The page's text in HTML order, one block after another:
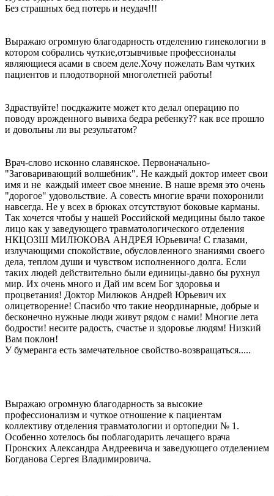
Без страшных бед потерь и неудач!!!
Выражаю огромную благодарность отделению гинекологии в
котором собрались чуткие,отзывчивые профессионалы
являющиеся асами в своем деле.Хочу пожелать Вам чутких
пациентов и плодотворной многолетней работы!
Здраствуйте! посдкажите может кто делал операцию по
поводу врожденного вывиха бедра ребенку?? как все прошло
и довольны ли вы результатом?
Врач-слово исконно славянское. Первоначально-
"Заговаривающий волшебник". Не каждый доктор имеет свои
имя и не каждый имеет свое мнение. В наше время это очень
"дорогое" удовольствие. А совесть многие врачи похоронили
навсегда. Не у всех в брюках отсутствуют боковые карманы.
Так хочется чтобы у нашей Российской медицины было такое
лицо как у заведующего травматологического отделения
НКЦОЗШ МИЛЮКОВА АНДРЕЯ Юрьевича! С глазами,
излучающими спокойствие, обусловленного знаниями своего
дела, теплом души и чувством исполненного долга. Если
таких людей действительно были единицы-давно бы рухнул
мир. Их очень много и Дай им всем Бог здоровья и
процветания! Доктор Милюков Андрей Юрьевич их
олицетворение! Спасибо что такие неординарные, добрые и
бесконечно нужные люди живут рядом с нами! Многие лета
бодрости! несите радость, счастье и здоровье людям! Низкий
Вам поклон!
У бумеранга есть замечательное свойство-возвращаться.....
Выражаю огромную благодарность за высокие
профессионализм и чуткое отношение к пациентам
коллективу отделения травматологии и ортопедии № 1.
Особенно хотелось бы поблагодарить лечащего врача
Пронских Александра Андреевича и заведующего отделением
Богданова Сергея Владимировича.